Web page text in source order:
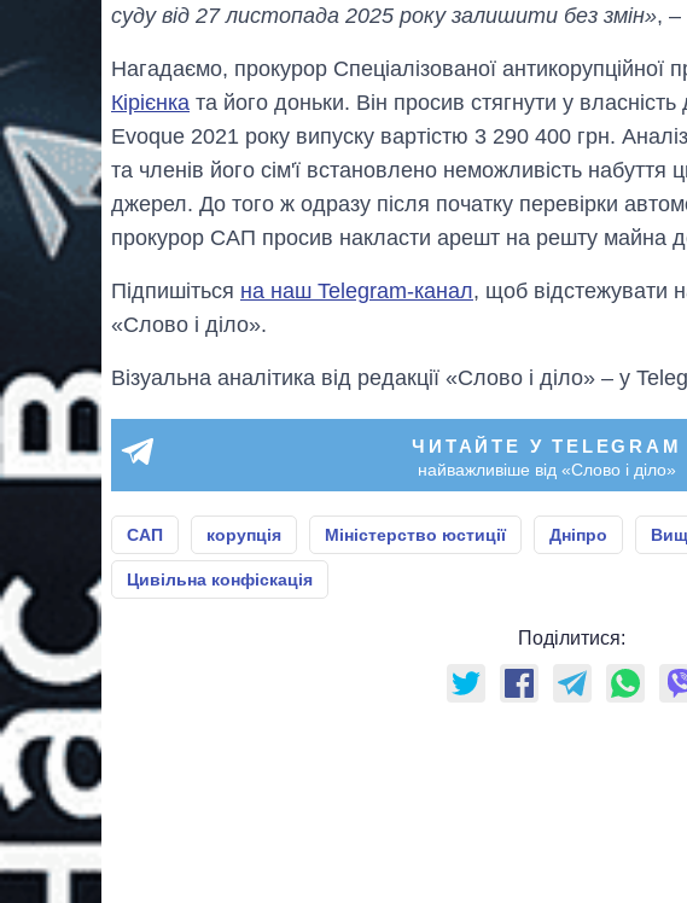
суду від 27 листопада 2025 року залишити без змін», –
Нагадаємо, прокурор Спеціалізованої антикорупційної
Кірієнка та його доньки. Він просив стягнути у
Evoque 2021 року випуску вартістю 3 290 400 грн.
та членів його сім'ї встановлено неможливість набуття
джерел. До того ж одразу після початку перевірки
прокурор САП просив накласти арешт на решту майна
Підпишіться на наш Telegram-канал, щоб відстежувати
«Слово і діло».
Візуальна аналітика від редакції «Слово і діло» – у
ЧИТАЙТЕ У TELEGRAM
найважливіше від «Слово і діло»
САП корупція Міністерство юстиції Дніпро
Цивільна конфіскація
Поділитися: